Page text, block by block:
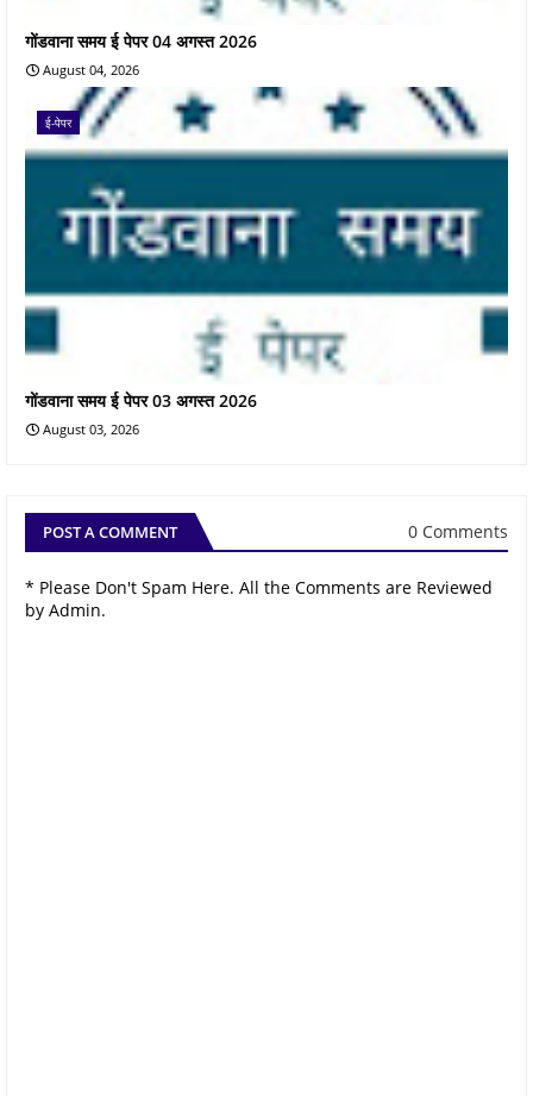
गोंडवाना समय ई पेपर 04 अगस्त 2026
August 04, 2026
ई-पेपर
गोंडवाना समय ई पेपर 03 अगस्त 2026
August 03, 2026
POST A COMMENT 0 Comments
* Please Don't Spam Here. All the Comments are Reviewed
by Admin.